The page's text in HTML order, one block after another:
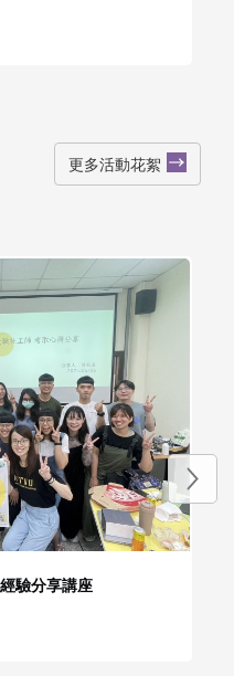
更多活動花絮
驗分享講座